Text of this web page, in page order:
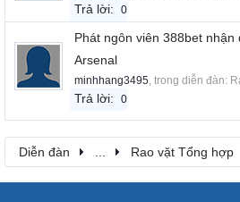
Trả lời: 0
Phát ngôn viên 388bet
Arsenal
minhhang3495, trong diễn đàn:
Trả lời: 0
Diễn đàn ... Rao vặt Tổng hợp